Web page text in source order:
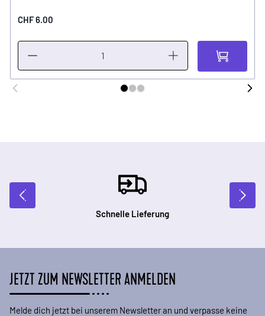
CHF 6.00
Schnelle Lieferung
JETZT ZUM NEWSLETTER ANMELDEN
Melde dich jetzt bei unserem Newsletter an und verpasse keine